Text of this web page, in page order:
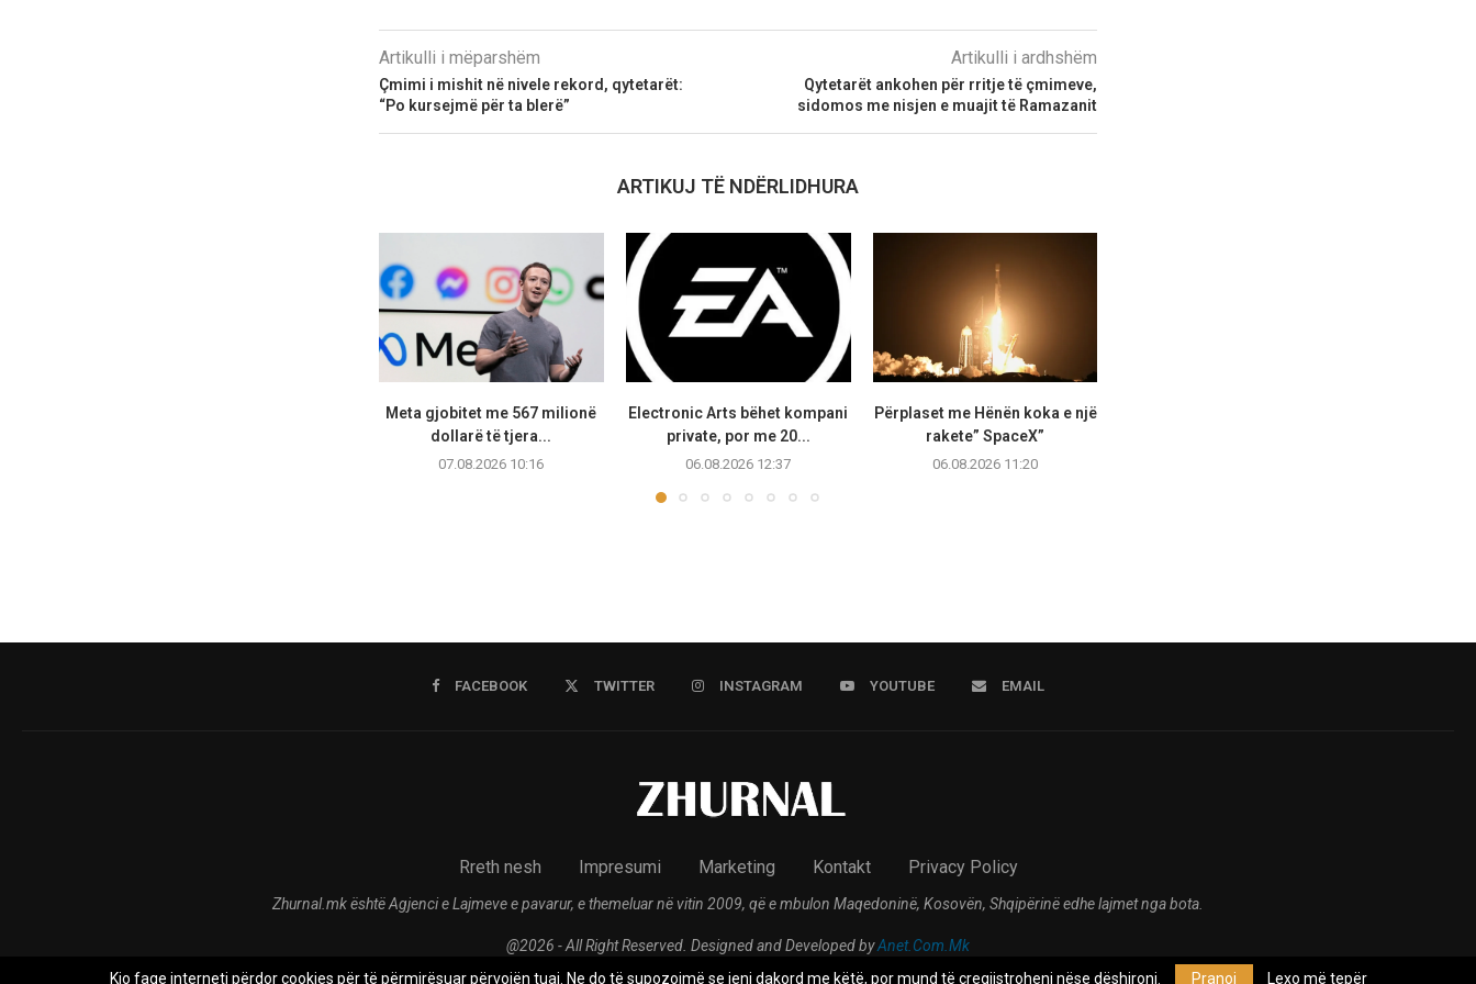
Artikulli i mëparshëm
Çmimi i mishit në nivele rekord, qytetarët:
“Po kursejmë për ta blerë”
Artikulli i ardhshëm
Qytetarët ankohen për rritje të çmimeve,
sidomos me nisjen e muajit të Ramazanit
ARTIKUJ TË NDËRLIDHURA
Meta gjobitet me 567 milionë
dollarë të tjera...
07.08.2026 10:16
Electronic Arts bëhet kompani
private, por me 20...
06.08.2026 12:37
Përplaset me Hënën koka e një
rakete” SpaceX”
06.08.2026 11:20
FACEBOOK TWITTER INSTAGRAM YOUTUBE EMAIL
Rreth nesh Impresumi Marketing Kontakt Privacy Policy
Zhurnal.mk është Agjenci e Lajmeve e pavarur, e themeluar në vitin 2009, që e mbulon Maqedoninë, Kosovën, Shqipërinë edhe lajmet nga bota.
@2026 - All Right Reserved. Designed and Developed byAnet.Com.Mk
Kjo faqe interneti përdor cookies për të përmirësuar përvojën tuaj. Ne do të supozojmë se jeni dakord me këtë, por mund të çregjistroheni nëse dëshironi.
Pranoj Lexo më tepër